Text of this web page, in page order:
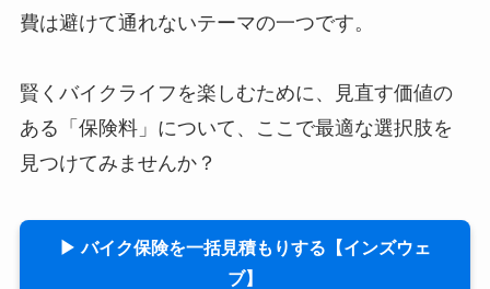
費は避けて通れないテーマの一つです。
賢くバイクライフを楽しむために、見直す価値の
ある「保険料」について、ここで最適な選択肢を
見つけてみませんか？
▶ バイク保険を一括見積もりする【インズウェ
ブ】